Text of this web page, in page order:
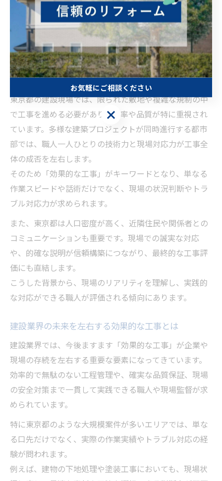
東京都で求められる効果的な
工事の条件
東京都の現場で効果的な工事が重視される背景
東京都の建設現場では、限られた敷地や複雑な規制の中
で工事を進める必要があり、効率や品質が特に重視され
ています。多様な建築プロジェクトが同時進行する都市
部では、職人一人ひとりの技術力と現場対応力が工事全
体の成否を左右します。
そのため「効果的な工事」がキーワードとなり、単なる
作業スピードや話術だけでなく、現場の状況判断やトラ
ブル対応力が求められます。
また、東京都は人口密度が高く、近隣住民や関係者との
コミュニケーションも重要です。現場での誠実な対応
や、的確な説明が信頼構築につながり、最終的な工事評
価にも直結します。
こうした背景から、現場のリアリティを理解し、実践的
な対応ができる職人が評価される傾向にあります。
建設業界の未来を左右する効果的な工事とは
建設業界では、今後ますます「効果的な工事」が企業や
現場の存続を左右する重要な要素になってきています。
効率的で無駄のない工程管理や、確実な品質保証、現場
の安全対策まで一貫して実践できる職人や現場監督が求
められています。
特に東京都のような大規模案件が多いエリアでは、単な
る口先だけでなく、実際の作業実績やトラブル対応の経
験が問われます。
例えば、建物の下地処理や塗装工事においても、現場状
お気軽にご相談ください
お気軽にご相談ください